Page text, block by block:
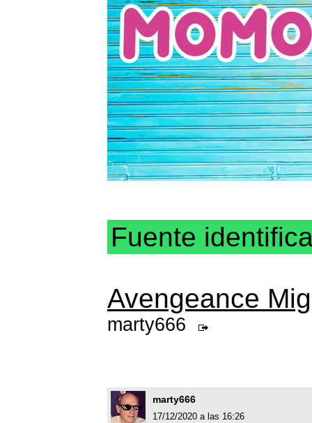
Fuente
Avengeance
marty666
marty666
17/12/2020 a las 16:26